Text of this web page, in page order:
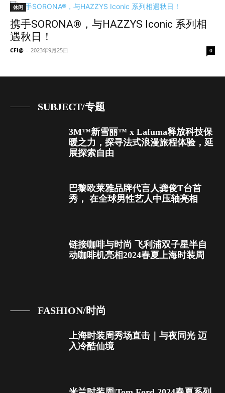
休闲
携手SORONA®，与HAZZYS Iconic 系列相
遇秋日！
CFI@ - 2023年9月25日 0
SUBJECT/专题
3M™新雪丽™ x Lafuma释放科技保
暖之力，探寻法式浪漫旅程体验，延
展探索自由
巴黎欧莱雅品牌代言人龚俊T台首
秀， 在全球男性艺人中压轴亮相
链接咖啡与时尚 飞利浦双子星半自
动咖啡机亮相2024春夏上海时装周
FASHION/时尚
上海时装周秀场直击｜与夜同光 迈
入冷酷仙境